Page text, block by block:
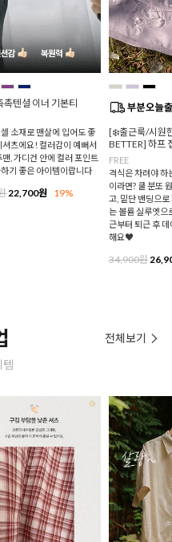
촉텐셜 이너 기본티
소재로 맨살에 입어도 좋
셔츠에요! 컬러감이 예뻐서
맨, 가디건 안에 컬러 포인트
기 좋은 아이템이랍니다
22,700원 19%
[❄️출근룩/시원
BETTER] 하프
FREE
격식은 차려야 하
이라면? 쿨 분또
고, 밑단 밴딩으
는 볼륨 실루엣으
근부터 퇴근 후
해요♥
34,900원
템
전체보기